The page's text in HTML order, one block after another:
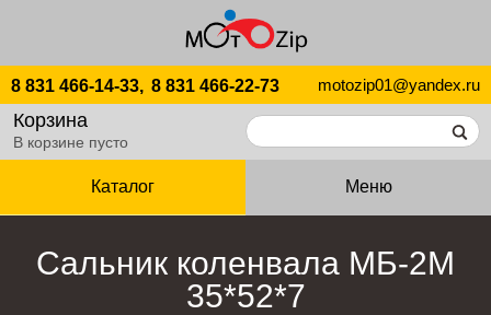
8 831 466-14-33, 8 831 466-22-73 motozip01@yandex.ru
Корзина
В корзине пусто
Каталог Меню
Сальник коленвала МБ-2М
35*52*7